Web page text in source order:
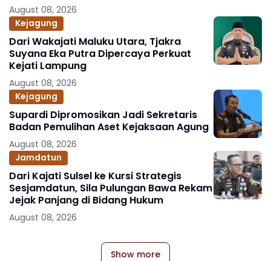
August 08, 2026
Kejagung
Dari Wakajati Maluku Utara, Tjakra
Suyana Eka Putra Dipercaya Perkuat
Kejati Lampung
August 08, 2026
Kejagung
Supardi Dipromosikan Jadi Sekretaris
Badan Pemulihan Aset Kejaksaan Agung
August 08, 2026
Jamdatun
Dari Kajati Sulsel ke Kursi Strategis
Sesjamdatun, Sila Pulungan Bawa Rekam
Jejak Panjang di Bidang Hukum
August 08, 2026
Show more